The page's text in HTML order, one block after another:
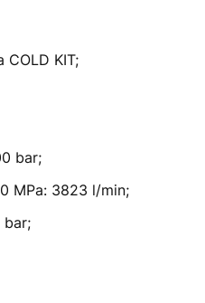
KIT;
bar;
MPa: 3823 l/min;
bar;